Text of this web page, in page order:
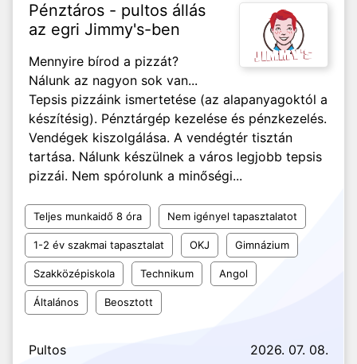
Pénztáros - pultos állás
az egri Jimmy's-ben
Mennyire bírod a pizzát?
Nálunk az nagyon sok van...
Tepsis pizzáink ismertetése (az alapanyagoktól a
készítésig). Pénztárgép kezelése és pénzkezelés.
Vendégek kiszolgálása. A vendégtér tisztán
tartása. Nálunk készülnek a város legjobb tepsis
pizzái. Nem spórolunk a minőségi...
Teljes munkaidő 8 óra Nem igényel tapasztalatot
1-2 év szakmai tapasztalat OKJ Gimnázium
Szakközépiskola Technikum Angol
Általános Beosztott
Pultos 2026. 07. 08.